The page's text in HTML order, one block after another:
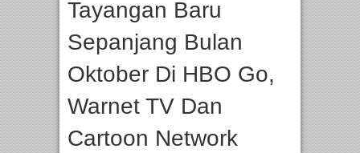
Talenta UnggulTayangan Baru
Sepanjang Bulan
Oktober Di HBO Go,
Warnet TV Dan
Cartoon Network